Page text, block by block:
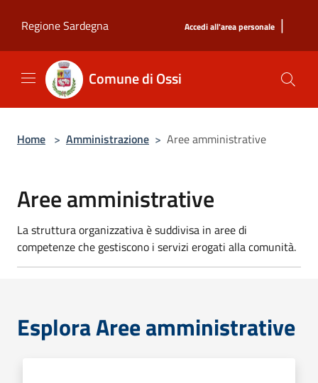
Regione Sardegna
Accedi all'area personale |
Comune di Ossi
Home > Amministrazione > Aree amministrative
Aree amministrative
La struttura organizzativa è suddivisa in aree di
competenze che gestiscono i servizi erogati alla comunità.
Esplora Aree amministrative